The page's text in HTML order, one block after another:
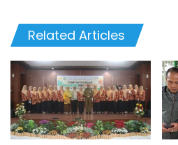
Related Articles